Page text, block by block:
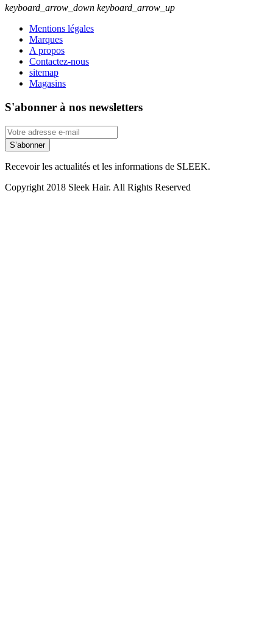
keyboard_arrow_down keyboard_arrow_up
Mentions légales
Marques
A propos
Contactez-nous
sitemap
Magasins
S'abonner à nos newsletters
S’abonner
Recevoir les actualités et les informations de SLEEK.
Copyright 2018 Sleek Hair. All Rights Reserved